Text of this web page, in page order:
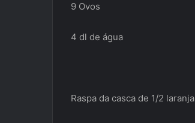
9 Ovos
4 dl de água
Raspa da casca de 1/2 laranja